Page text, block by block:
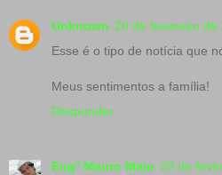
Unknown 20 de fevereiro de
Esse é o tipo de notícia que
Meus sentimentos a família!
Responder
Engº Mauro Maio 20 de